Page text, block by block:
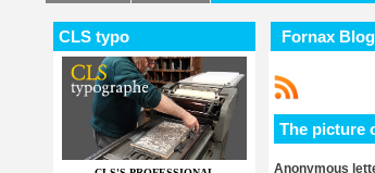
CLS typo Fornax
The picture
Anonymous